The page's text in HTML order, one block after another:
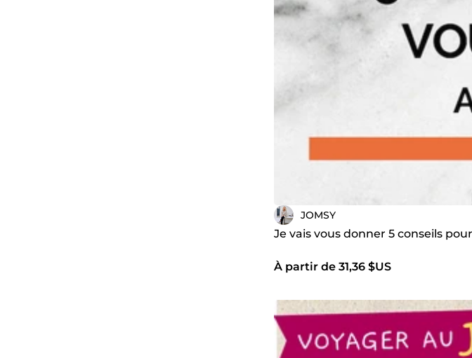
JOMSY
Je vais vous donner 5 conseils
À partir de 31,36 $US